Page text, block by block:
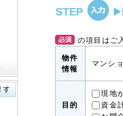
の項目はご
物件
情報
マンシ
目的
現地
資金